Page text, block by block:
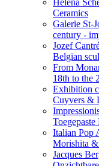
Helena
Ceramics
Galerie St-
century -
Jozef
Belgian
From
18th to the
Exhibition
Cuyvers &
Italian Pop
Morishita
Jacques